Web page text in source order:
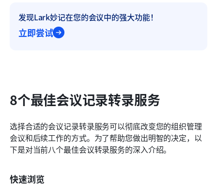
发现Lark妙记在您的会议中的强大功能！
立即尝试
8个最佳会议记录转录服务
选择合适的会议记录转录服务可以彻底改变您的组织管理
会议和后续工作的方式。为了帮助您做出明智的决定，以
下是对当前八个最佳会议转录服务的深入介绍。
快速浏览